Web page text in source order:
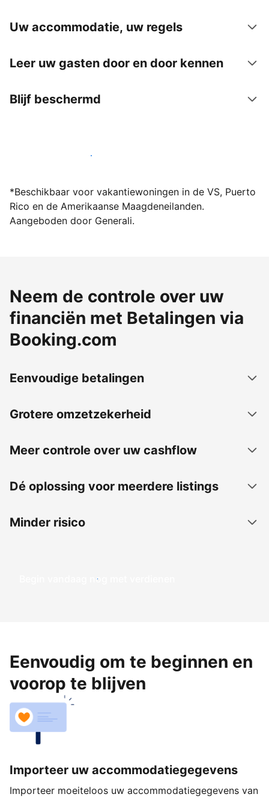
Uw accommodatie, uw regels
Leer uw gasten door en door kennen
Blijf beschermd
Word vandaag nog host bij ons
*Beschikbaar voor vakantiewoningen in de VS, Puerto
Rico en de Amerikaanse Maagdeneilanden.
Aangeboden door Generali.
Neem de controle over uw
financiën met Betalingen via
Booking.com
Eenvoudige betalingen
Grotere omzetzekerheid
Meer controle over uw cashflow
Dé oplossing voor meerdere listings
Minder risico
Begin vandaag nog met verdienen
Eenvoudig om te beginnen en
voorop te blijven
Importeer uw accommodatiegegevens
Importeer moeiteloos uw accommodatiegegevens van